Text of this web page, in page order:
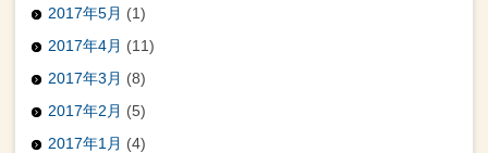
2017年5月 (1)
2017年4月 (11)
2017年3月 (8)
2017年2月 (5)
2017年1月 (4)